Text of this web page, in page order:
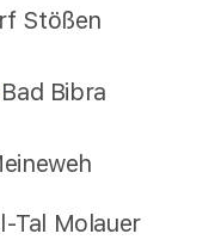
Stößen
Bad Bibra
Tal Molauer